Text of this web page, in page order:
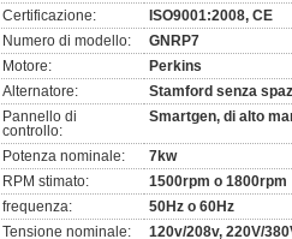
Certificazione:
ISO9001:2008, CE
Numero di modello:
GNRP7
Motore:
Perkins
Alternatore:
Stamford senza
Pannello di
controllo:
Smartgen, di alto
Potenza nominale:
7kw
RPM stimato:
1500rpm o 1800rpm
frequenza:
50Hz o 60Hz
Tensione nominale:
120v/208v, 220V/